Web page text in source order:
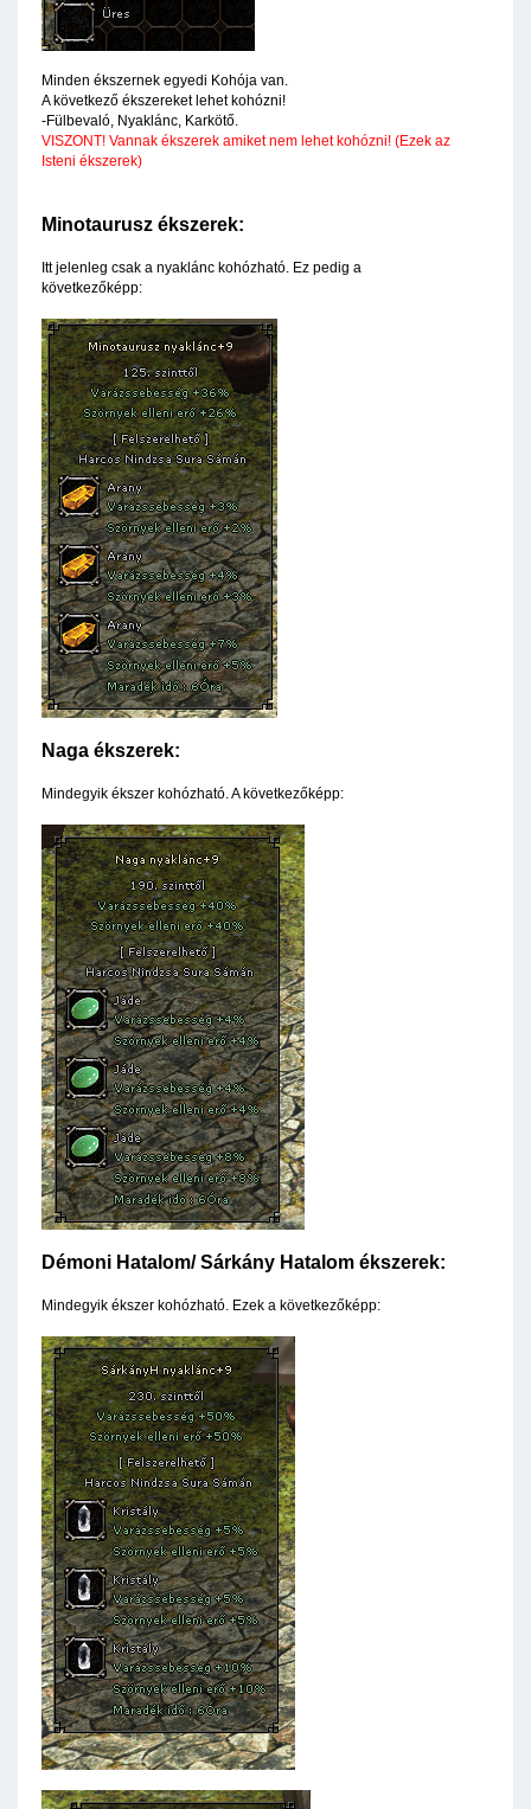
Minden ékszernek egyedi Kohója van.
A következő ékszereket lehet kohózni!
-Fülbevaló, Nyaklánc, Karkötő.
VISZONT! Vannak ékszerek amiket nem lehet kohózni! (Ezek az
Isteni ékszerek)
Minotaurusz ékszerek:
Itt jelenleg csak a nyaklánc kohózható. Ez pedig a
következőképp:
Naga ékszerek:
Mindegyik ékszer kohózható. A következőképp:
Démoni Hatalom/ Sárkány Hatalom ékszerek:
Mindegyik ékszer kohózható. Ezek a következőképp: